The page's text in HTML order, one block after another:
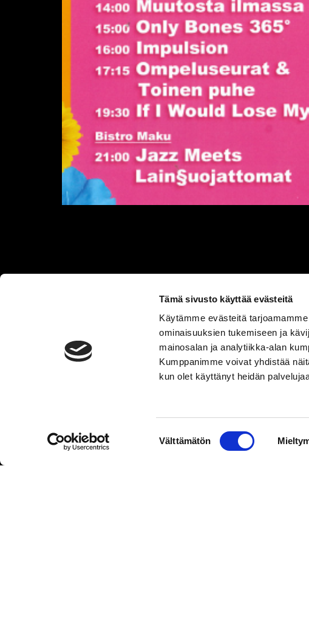
Tämä sivusto käyttää evästeitä
Käytämme evästeitä
ominaisuuksien tukemiseen ja
mainosalan ja analytiikka-alan
Kumppanimme voivat yhdistää
kun olet käyttänyt heidän
Välttämätön